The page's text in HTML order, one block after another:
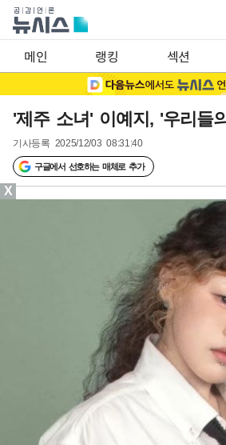
메인 랭킹 섹션
'제주 소녀' 이예지, '우리들
기사등록 2025/12/03 08:31:40
구글에서 선호하는 매체로 추가
X